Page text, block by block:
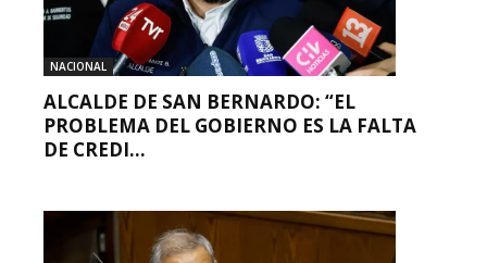
NACIONAL
ALCALDE DE SAN BERNARDO: “EL
PROBLEMA DEL GOBIERNO ES LA FALTA
DE CREDI...